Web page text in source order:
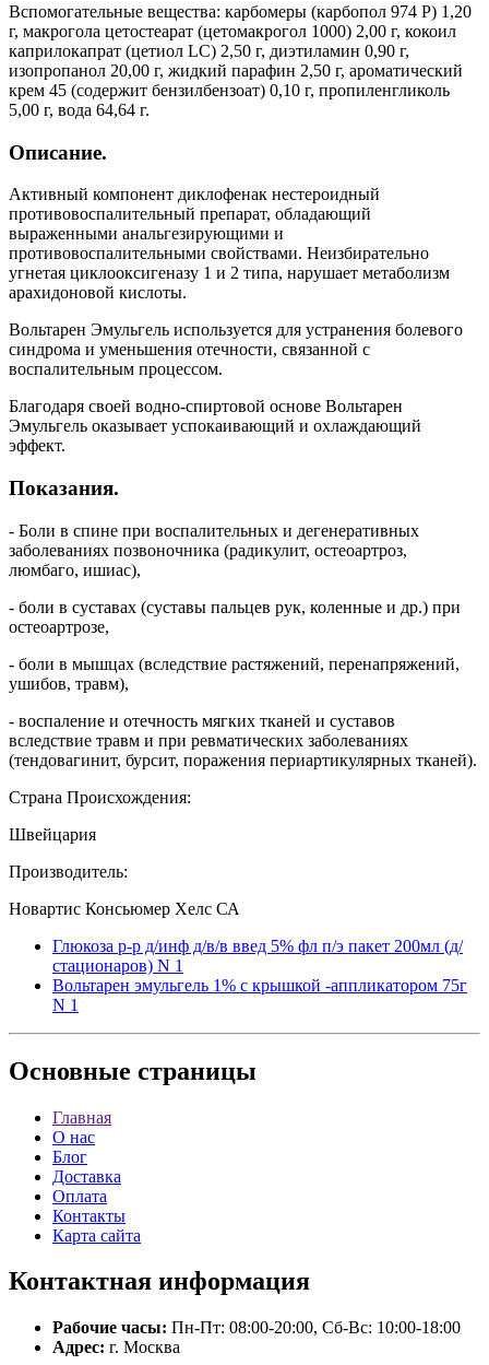
Вспомогательные вещества: карбомеры (карбопол 974 Р) 1,20
г, макрогола цетостеарат (цетомакрогол 1000) 2,00 г, кокоил
каприлокапрат (цетиол LC) 2,50 г, диэтиламин 0,90 г,
изопропанол 20,00 г, жидкий парафин 2,50 г, ароматический
крем 45 (содержит бензилбензоат) 0,10 г, пропиленгликоль
5,00 г, вода 64,64 г.
Описание.
Активный компонент диклофенак нестероидный
противовоспалительный препарат, обладающий
выраженными анальгезирующими и
противовоспалительными свойствами. Неизбирательно
угнетая циклооксигеназу 1 и 2 типа, нарушает метаболизм
арахидоновой кислоты.
Вольтарен Эмульгель используется для устранения болевого
синдрома и уменьшения отечности, связанной с
воспалительным процессом.
Благодаря своей водно-спиртовой основе Вольтарен
Эмульгель оказывает успокаивающий и охлаждающий
эффект.
Показания.
- Боли в спине при воспалительных и дегенеративных
заболеваниях позвоночника (радикулит, остеоартроз,
люмбаго, ишиас),
- боли в суставах (суставы пальцев рук, коленные и др.) при
остеоартрозе,
- боли в мышцах (вследствие растяжений, перенапряжений,
ушибов, травм),
- воспаление и отечность мягких тканей и суставов
вследствие травм и при ревматических заболеваниях
(тендовагинит, бурсит, поражения периартикулярных тканей).
Страна Происхождения:
Швейцария
Производитель:
Новартис Консьюмер Хелс СА
Глюкоза р-р д/инф д/в/в введ 5% фл п/э пакет 200мл (д/
стационаров) N 1
Вольтарен эмульгель 1% с крышкой -аппликатором 75г
N 1
Основные страницы
Главная
О нас
Блог
Доставка
Оплата
Контакты
Карта сайта
Контактная информация
Рабочие часы: Пн-Пт: 08:00-20:00, Сб-Вс: 10:00-18:00
Адрес: г. Москва